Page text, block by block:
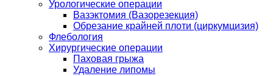
Урологические операции
Вазэктомия (Вазорезекция)
Обрезание крайней плоти (циркумцизия)
Флебология
Хирургические операции
Паховая грыжа
Удаление липомы